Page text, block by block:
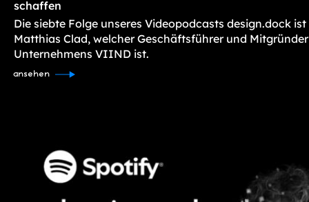
schaffen
Die siebte Folge unseres Videopodcasts design.dock
Matthias Clad, welcher Geschäftsführer und
Unternehmens VIIND ist.
ansehen